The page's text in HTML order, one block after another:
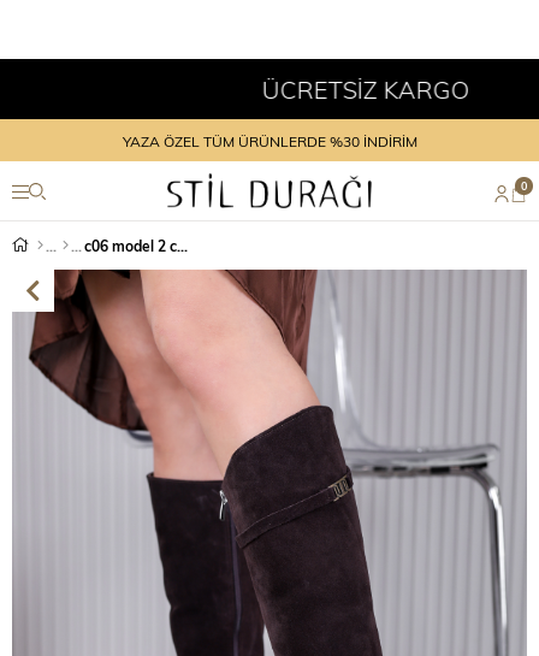
ÜCRETSİZ KARGO
YAZA ÖZEL TÜM ÜRÜNLERDE %30 İNDİRİM
0
c06 model 2 cm topuklu orjinal deri uzun çizme KAHVE